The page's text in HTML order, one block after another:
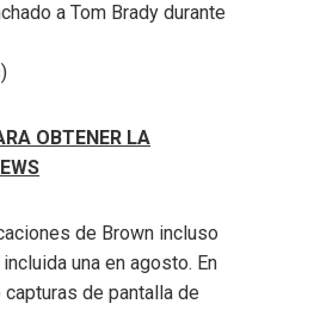
a Tom Brady durante
OBTENER LA
de Brown incluso
una en agosto. En
de pantalla de